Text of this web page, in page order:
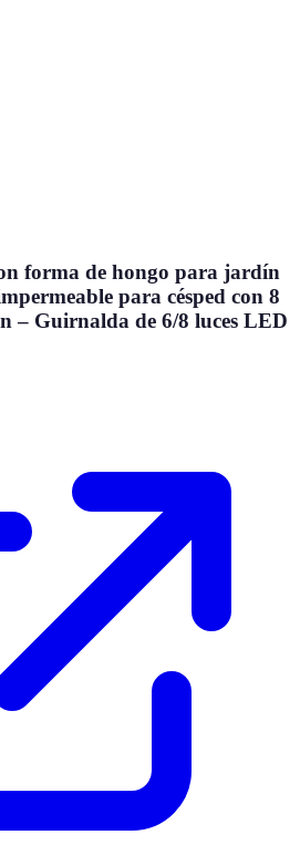
forma de hongo para jardín
para césped con 8
– Guirnalda de 6/8 luces LED